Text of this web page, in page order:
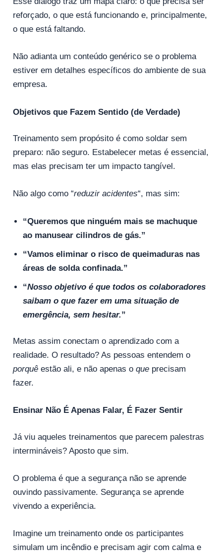
reforçado, o que está funcionando e, principalmente,
o que está faltando.
Não adianta um conteúdo genérico se o problema
estiver em detalhes específicos do ambiente de sua
empresa.
Objetivos que Fazem Sentido (de Verdade)
Treinamento sem propósito é como soldar sem
preparo: não seguro. Estabelecer metas é essencial,
mas elas precisam ter um impacto tangível.
Não algo como “reduzir acidentes“, mas sim:
“Queremos que ninguém mais se machuque
ao manusear cilindros de gás.”
“Vamos eliminar o risco de queimaduras nas
áreas de solda confinada.”
“Nosso objetivo é que todos os colaboradores
saibam o que fazer em uma situação de
emergência, sem hesitar.”
Metas assim conectam o aprendizado com a
realidade. O resultado? As pessoas entendem o
porquê estão ali, e não apenas oque precisam
fazer.
Ensinar Não É Apenas Falar, É Fazer Sentir
Já viu aqueles treinamentos que parecem palestras
intermináveis? Aposto que sim.
O problema é que a segurança não se aprende
ouvindo passivamente. Segurança se aprende
vivendo a experiência.
Imagine um treinamento onde os participantes
simulam um incêndio e precisam agir com calma e